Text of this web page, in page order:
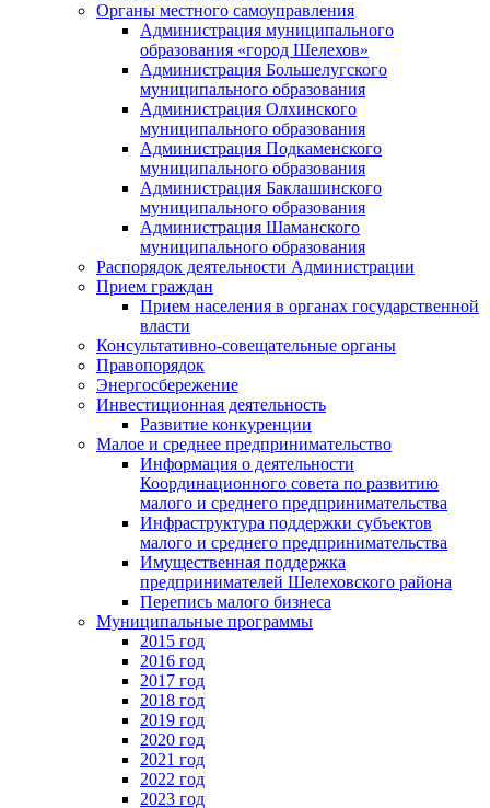
Органы местного самоуправления
Администрация муниципального
образования «город Шелехов»
Администрация Большелугского
муниципального образования
Администрация Олхинского
муниципального образования
Администрация Подкаменского
муниципального образования
Администрация Баклашинского
муниципального образования
Администрация Шаманского
муниципального образования
Распорядок деятельности Администрации
Прием граждан
Прием населения в органах государственной
власти
Консультативно-совещательные органы
Правопорядок
Энергосбережение
Инвестиционная деятельность
Развитие конкуренции
Малое и среднее предпринимательство
Информация о деятельности
Координационного совета по развитию
малого и среднего предпринимательства
Инфраструктура поддержки субъектов
малого и среднего предпринимательства
Имущественная поддержка
предпринимателей Шелеховского района
Перепись малого бизнеса
Муниципальные программы
2015 год
2016 год
2017 год
2018 год
2019 год
2020 год
2021 год
2022 год
2023 год